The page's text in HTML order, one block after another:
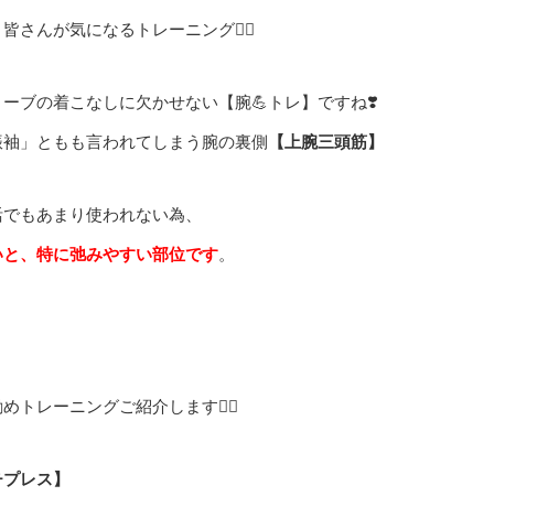
さんが気になるトレーニング🏋️‍♂️
ブの着こなしに欠かせない【腕💪トレ】ですね❣️
」ともも言われてしまう腕の裏側 【上腕三頭筋】
もあまり使われない為、
、特に弛みやすい部位です。
トレーニングご紹介します🙋‍♀️
レス】